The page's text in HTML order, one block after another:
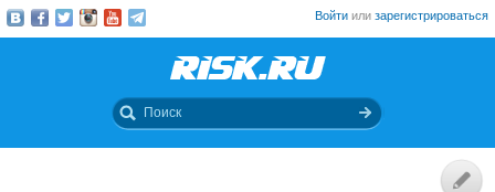
Войти или зарегистрироваться